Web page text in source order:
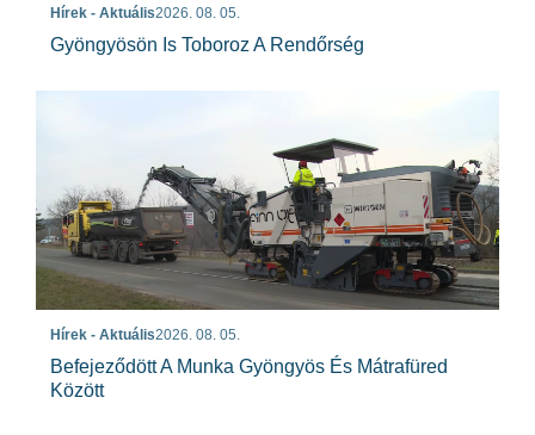
Hírek - Aktuális2026. 08. 05.
Gyöngyösön Is Toboroz A Rendőrség
Hírek - Aktuális2026. 08. 05.
Befejeződött A Munka Gyöngyös És Mátrafüred
Között